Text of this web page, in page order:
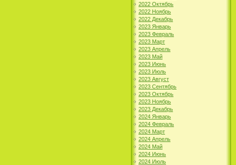
2022 Октябрь
2022 Ноябрь
2022 Декабрь
2023 Январь
2023 Февраль
2023 Март
2023 Апрель
2023 Май
2023 Июнь
2023 Июль
2023 Август
2023 Сентябрь
2023 Октябрь
2023 Ноябрь
2023 Декабрь
2024 Январь
2024 Февраль
2024 Март
2024 Апрель
2024 Май
2024 Июнь
2024 Июль